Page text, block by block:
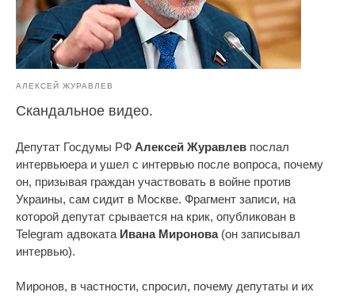
АЛЕКСЕЙ ЖУРАВЛЕВ
Скандальное видео.
Депутат Госдумы РФ Алексей Журавлев послал
интервьюера и ушел с интервью после вопроса, почему
он, призывая граждан участвовать в войне против
Украины, сам сидит в Москве. Фрагмент записи, на
которой депутат срывается на крик, опубликован в
Telegram адвоката Ивана Миронова(он записывал
интервью).
Миронов, в частности, спросил, почему депутаты и их